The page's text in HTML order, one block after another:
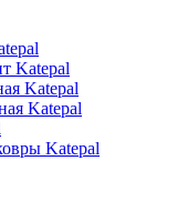
Katepal
Katepal
Katepal
Katepal